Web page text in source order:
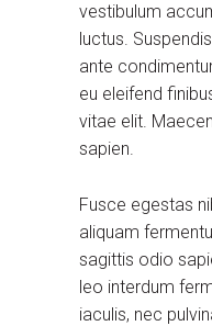
vestibulum
luctus.
ante
eu eleifend
vitae elit.
sapien.
Fusce egestas
aliquam
sagittis odio
leo interdum
iaculis, nec